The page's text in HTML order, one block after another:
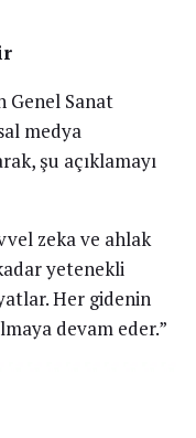
Genel Sanat
medya
şu açıklamayı
zeka ve ahlak
yetenekli
Her gidenin
devam eder.”